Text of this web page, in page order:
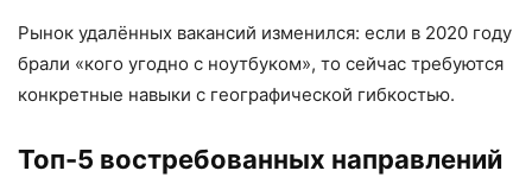
Рынок удалённых вакансий изменился: если в 2020 году
брали «кого угодно с ноутбуком», то сейчас требуются
конкретные навыки с географической гибкостью.
Топ-5 востребованных направлений